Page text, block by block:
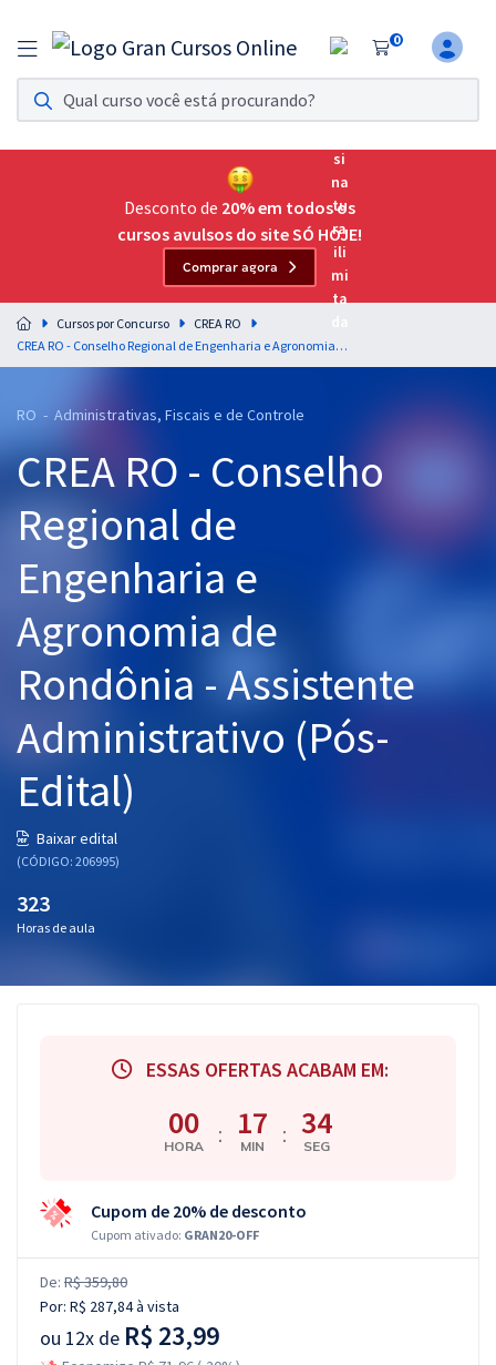
0
Assinatura Ilimitada 11
Acesso a todos os cursos. Teste grátis por 7 dias!
Assinatura OAB Até Passar
Acesso ilimitado a toda preparação para o Exame da
Residências Multiprofissionais
Preparação completa e intensiva para as principais
residências em saúde do Brasil
Cursos 20% OFF
Pós
Graduação
OAB
Questões grátis
Conteúdo gratuito
Aprovados
Desconto de 20% em todos os
cursos avulsos do site SÓ HOJE!
Comprar agora
Cursos por Concurso
CREA RO
CREA RO - Conselho Regional de Engenharia e Agronomia de Rondônia - Assistente Administrativo (Pós-Edital)
RO - Administrativas, Fiscais e de Controle
CREA RO - Conselho
Regional de
Engenharia e
Agronomia de
Rondônia - Assistente
Administrativo (Pós-
Edital)
Baixar edital
(CÓDIGO: 206995)
323
Horas de aula
ESSAS OFERTAS ACABAM EM:
00
HORA : 17
MIN : 34
SEG
Cupom de 20% de desconto
Cupom ativado: GRAN20-OFF
De: R$ 359,80
Por: R$ 287,84à vista
ou 12x de R$ 23,99